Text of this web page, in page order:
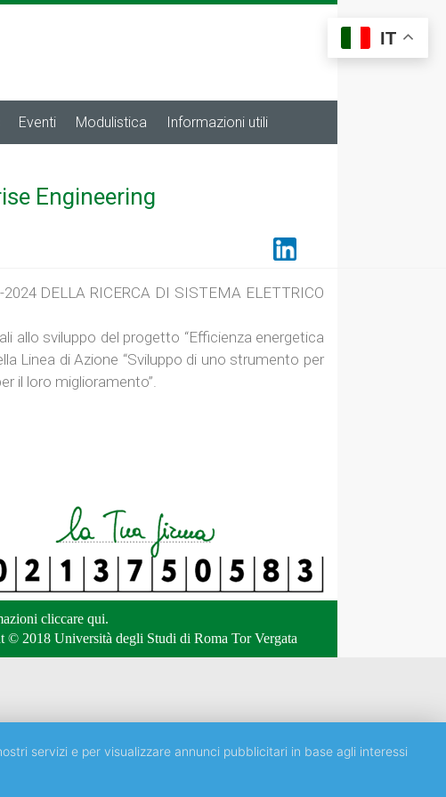
Eventi Modulistica Informazioni utili
Engineering
DELLA RICERCA DI SISTEMA ELETTRICO
allo sviluppo del progetto “Efficienza energetica
Linea di Azione “Sviluppo di uno strumento per
il loro miglioramento”.
cliccare qui.
© 2018 Università degli Studi di Roma Tor Vergata
IT
servizi e per visualizzare annunci pubblicitari in base agli interessi